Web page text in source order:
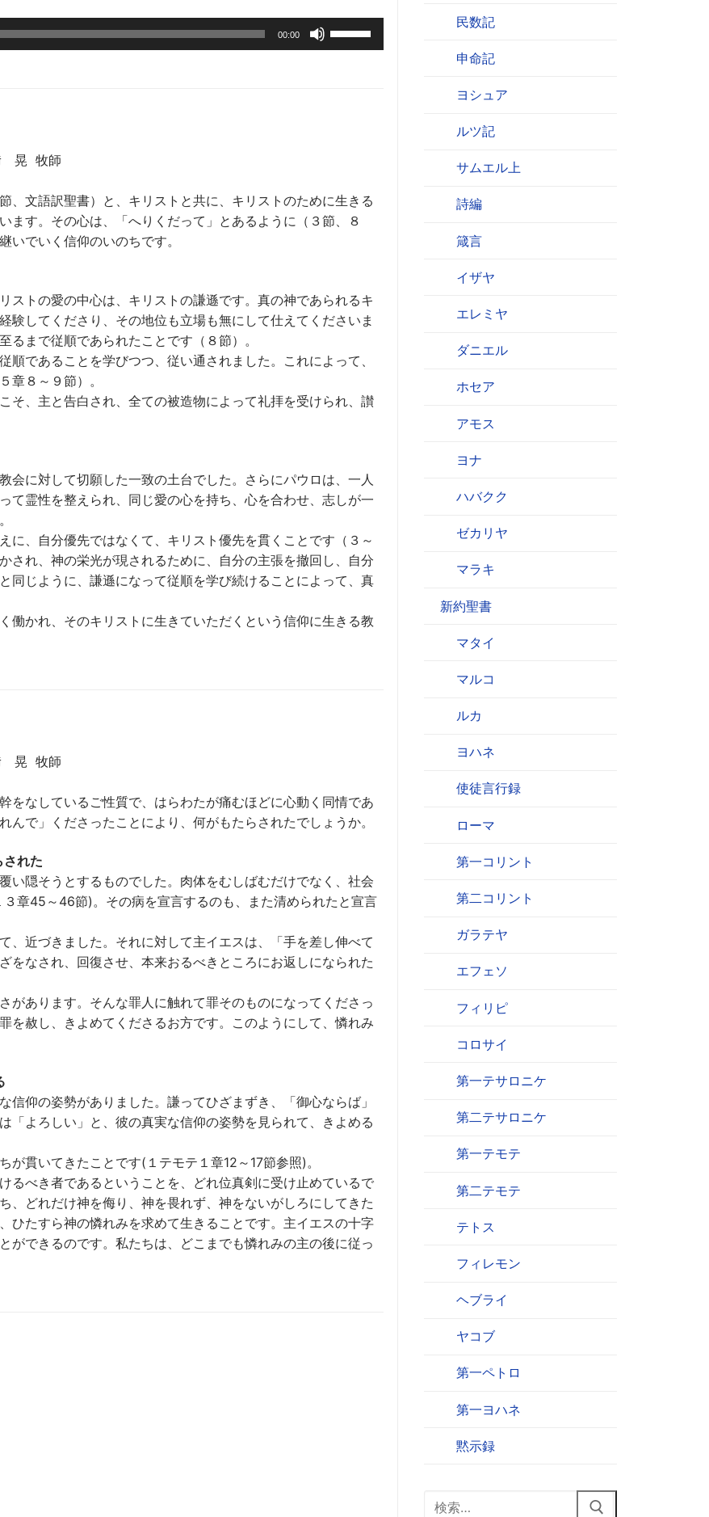
ー
ム
印
キ
っ
て
だ
い。
00:00
リ
上
下
ー
を
っ
く
い。
晃 牧師
、文語訳聖書）と、キリストと共に、キリストのために生きる
ます。その心は、「へりくだって」とあるように（３節、８
いでいく信仰のいのちです。
ストの愛の中心は、キリストの謙遜です。真の神であられるキ
験してくださり、その地位も立場も無にして仕えてくださいま
るまで従順であられたことです（８節）。
であることを学びつつ、従い通されました。これによって、
章８～９節）。
そ、主と告白され、全ての被造物によって礼拝を受けられ、讃
会に対して切願した一致の土台でした。さらにパウロは、一人
て霊性を整えられ、同じ愛の心を持ち、心を合わせ、志しが一
に、自分優先ではなくて、キリスト優先を貫くことです（３～
され、神の栄光が現されるために、自分の主張を撤回し、自分
同じように、謙遜になって従順を学び続けることによって、真
働かれ、そのキリストに生きていただくという信仰に生きる教
晃 牧師
をなしているご性質で、はらわたが痛むほどに心動く同情であ
んで」くださったことにより、何がもたらされたでしょうか。
れた
い隠そうとするものでした。肉体をむしばむだけでなく、社会
章45～46節)。その病を宣言するのも、また清められたと宣言
、近づきました。それに対して主イエスは、「手を差し伸べて
をなされ、回復させ、本来おるべきところにお返しになられた
があります。そんな罪人に触れて罪そのものになってくださっ
を赦し、きよめてくださるお方です。このようにして、憐れみ
仰の姿勢がありました。謙ってひざまずき、「御心ならば」
「よろしい」と、彼の真実な信仰の姿勢を見られて、きよめる
貫いてきたことです(１テモテ１章12～17節参照)。
るべき者であるということを、どれ位真剣に受け止めているで
、どれだけ神を侮り、神を畏れず、神をないがしろにしてきた
ひたすら神の憐れみを求めて生きることです。主イエスの十字
ができるのです。私たちは、どこまでも憐れみの主の後に従っ
民数記
申命記
ヨシュア
ルツ記
サムエル上
詩編
箴言
イザヤ
エレミヤ
ダニエル
ホセア
アモス
ヨナ
ハバクク
ゼカリヤ
マラキ
新約聖書
マタイ
マルコ
ルカ
ヨハネ
使徒言行録
ローマ
第一コリント
第二コリント
ガラテヤ
エフェソ
フィリピ
コロサイ
第一テサロニケ
第二テサロニケ
第一テモテ
第二テモテ
テトス
フィレモン
ヘブライ
ヤコブ
第一ペトロ
第一ヨハネ
黙示録